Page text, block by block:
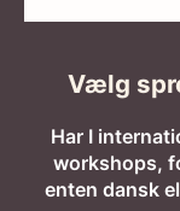
Vælg
Har I
workshops,
enten dansk